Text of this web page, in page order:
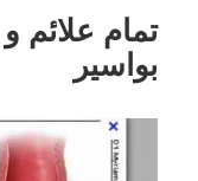
تمام
بواسیر